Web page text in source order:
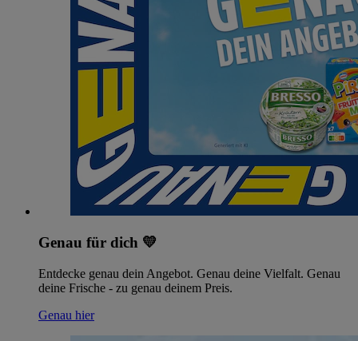
Genau für dich 💛
Entdecke genau dein Angebot. Genau deine Vielfalt. Genau
deine Frische - zu genau deinem Preis.
Genau hier